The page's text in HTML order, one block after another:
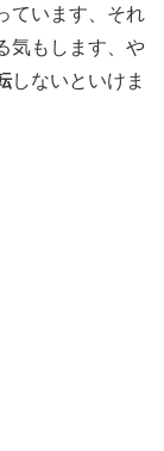
ています、それ
気もします、や
しないといけま